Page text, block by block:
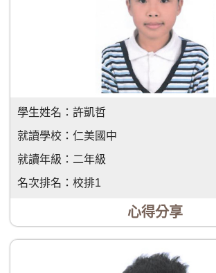
學生姓名： 許凱哲
就讀學校： 仁美國中
就讀年級： 二年級
名次排名： 校排1
心得分享